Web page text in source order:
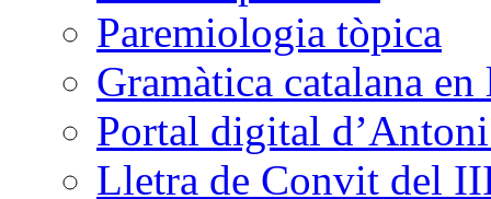
Paremiologia tòpica
Gramàtica catalana
Portal digital
Lletra de Convit del